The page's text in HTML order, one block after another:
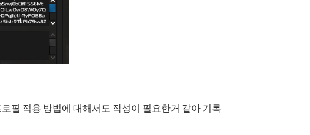
필 적용 방법에 대해서도 작성이 필요한거 같아 기록